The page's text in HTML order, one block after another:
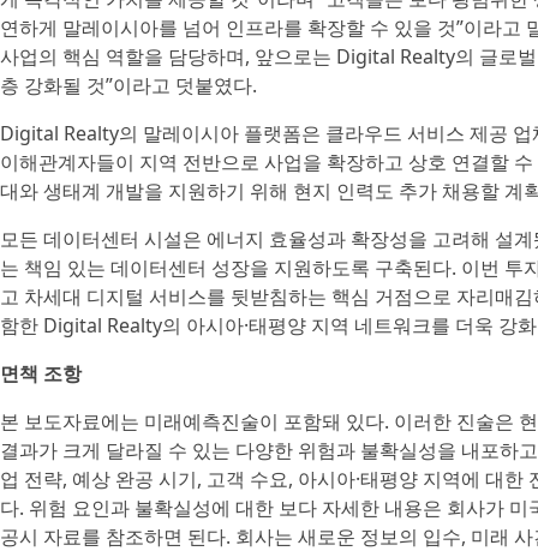
연하게 말레이시아를 넘어 인프라를 확장할 수 있을 것”이라고
사업의 핵심 역할을 담당하며, 앞으로는 Digital Realty의 글로
층 강화될 것”이라고 덧붙였다.
Digital Realty의 말레이시아 플랫폼은 클라우드 서비스 제공
이해관계자들이 지역 전반으로 사업을 확장하고 상호 연결할
대와 생태계 개발을 지원하기 위해 현지 인력도 추가 채용할 계
모든 데이터센터 시설은 에너지 효율성과 확장성을 고려해 설
는 책임 있는 데이터센터 성장을 지원하도록 구축된다. 이번
고 차세대 디지털 서비스를 뒷받침하는 핵심 거점으로 자리매
함한 Digital Realty의 아시아·태평양 지역 네트워크를 더욱 강
면책 조항
본 보도자료에는 미래예측진술이 포함돼 있다. 이러한 진술은
결과가 크게 달라질 수 있는 다양한 위험과 불확실성을 내포
업 전략, 예상 완공 시기, 고객 수요, 아시아·태평양 지역에 대
다. 위험 요인과 불확실성에 대한 보다 자세한 내용은 회사가
공시 자료를 참조하면 된다. 회사는 새로운 정보의 입수, 미래